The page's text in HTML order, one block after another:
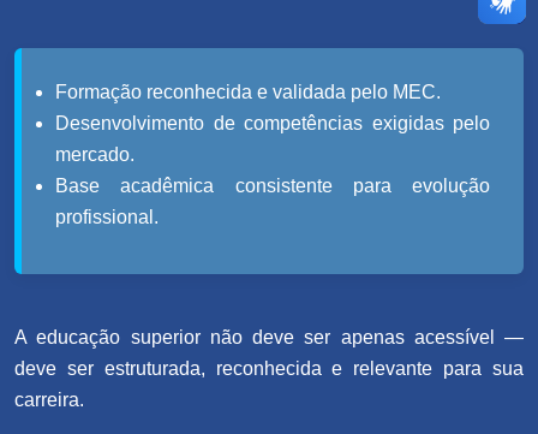
Formação reconhecida e validada pelo MEC.
Desenvolvimento de competências exigidas pelo
mercado.
Base acadêmica consistente para evolução
profissional.
A educação superior não deve ser apenas acessível —
deve ser estruturada, reconhecida e relevante para sua
carreira.